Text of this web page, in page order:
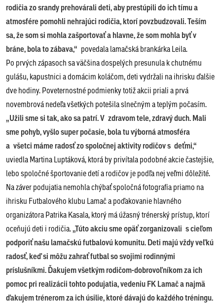
rodičia zo srandy prehovárali deti, aby prestúpili do ich tímu a
atmosfére pomohli nehrajúci rodičia, ktorí povzbudzovali. Teším
sa, že som si mohla zašportovať a hlavne, že som mohla byť v
bráne, bola to zábava,“ povedala lamačská brankárka Leila.
Po prvých zápasoch sa väčšina dospelých presunula k chutnému
gulášu, kapustnici a domácim koláčom, deti vydržali na ihrisku ďalšie
dve hodiny. Poveternostné podmienky totiž akcii priali a prvá
novembrová nedeľa všetkých potešila slnečným a teplým počasím.
„Užili sme si tak, ako sa patrí. V zdravom tele, zdravý duch. Mali
sme pohyb, vyšlo super počasie, bola tu výborná atmosféra
a všetci máme radosť zo spoločnej aktivity rodičov s deťmi,“
uviedla Martina Luptáková, ktorá by privítala podobné akcie častejšie,
lebo spoločné športovanie detí a rodičov je podľa nej veľmi dôležité.
Na záver podujatia nemohla chýbať spoločná fotografia priamo na
ihrisku Futbalového klubu Lamač a poďakovanie hlavného
organizátora Patrika Kasala, ktorý má úžasný trénerský prístup, ktorí
oceňujú deti i rodičia.„Túto akciu sme opäť zorganizovali s cieľom
podporiť našu lamačskú futbalovú komunitu. Deti majú vždy veľkú
radosť, keď si môžu zahrať futbal so svojimi rodinnými
príslušníkmi. Ďakujem všetkým rodičom-dobrovoľníkom za ich
pomoc pri realizácii tohto podujatia, vedeniu FK Lamač a najmä
ďakujem trénerom za ich úsilie, ktoré dávajú do každého tréningu.